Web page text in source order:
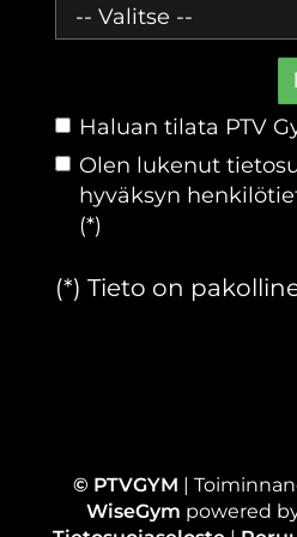
Haluan tilata PTV
Olen lukenut
hyväksyn
(*)
(*) Tieto on
© PTVGYM |
WiseGym powered